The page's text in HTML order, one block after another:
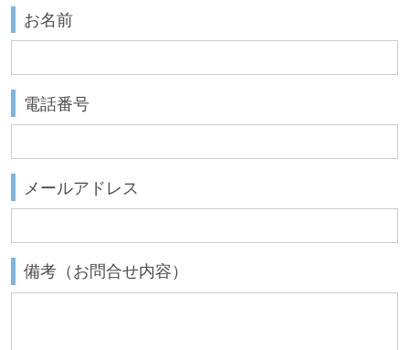
お名前
電話番号
メールアドレス
備考（お問合せ内容）